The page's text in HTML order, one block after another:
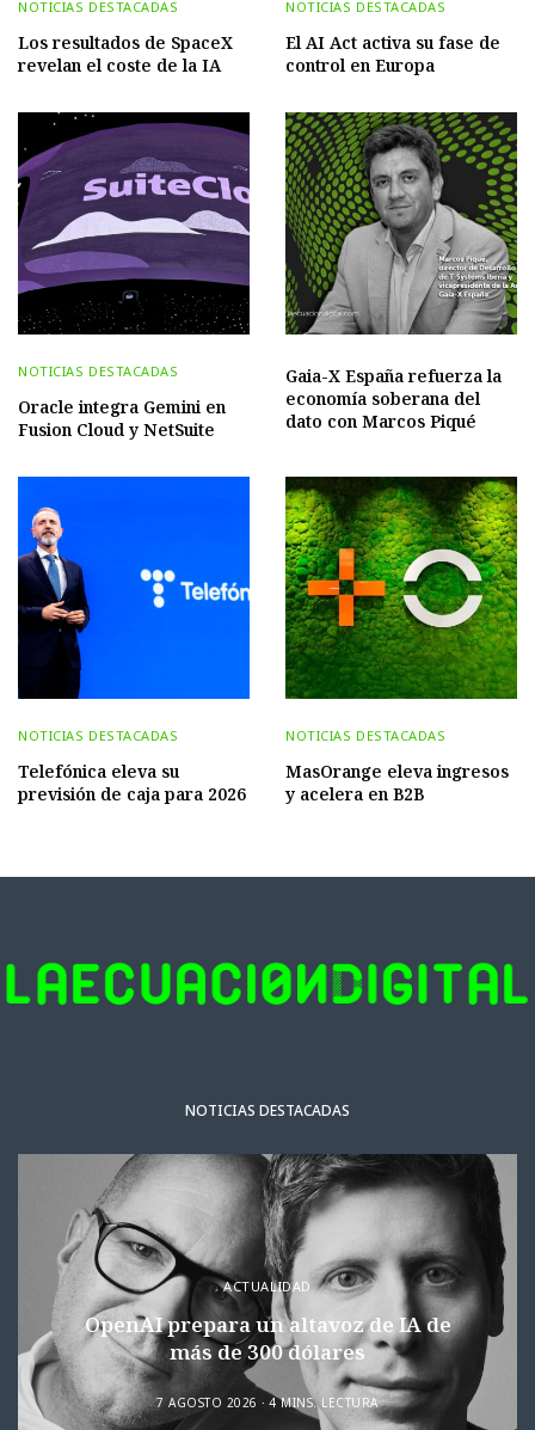
NOTICIAS DESTACADAS
Los resultados de SpaceX
revelan el coste de la IA
NOTICIAS DESTACADAS
El AI Act activa su fase de
control en Europa
NOTICIAS DESTACADAS
Oracle integra Gemini en
Fusion Cloud y NetSuite
Gaia-X España refuerza la
economía soberana del
dato con Marcos Piqué
NOTICIAS DESTACADAS
Telefónica eleva su
previsión de caja para 2026
NOTICIAS DESTACADAS
MasOrange eleva ingresos
y acelera en B2B
NOTICIAS DESTACADAS
ACTUALIDAD
OpenAI prepara un altavoz de IA de
más de 300 dólares
7 AGOSTO 2026 4 MINS. LECTURA